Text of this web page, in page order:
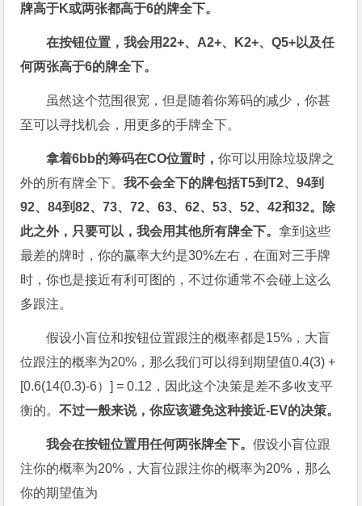
牌高于K或两张都高于6的牌全下。
在按钮位置，我会用22+、A2+、K2+、Q5+以及任
何两张高于6的牌全下。
虽然这个范围很宽，但是随着你筹码的减少，你甚
至可以寻找机会，用更多的手牌全下。
拿着6bb的筹码在CO位置时，你可以用除垃圾牌之
外的所有牌全下。我不会全下的牌包括T5到T2、94到
92、84到82、73、72、63、62、53、52、42和32。除
此之外，只要可以，我会用其他所有牌全下。拿到这些
最差的牌时，你的赢率大约是30%左右，在面对三手牌
时，你也是接近有利可图的，不过你通常不会碰上这么
多跟注。
假设小盲位和按钮位置跟注的概率都是15%，大盲
位跟注的概率为20%，那么我们可以得到期望值0.4(3) +
[0.6(14(0.3)-6）] = 0.12，因此这个决策是差不多收支平
衡的。不过一般来说，你应该避免这种接近-EV的决策。
我会在按钮位置用任何两张牌全下。假设小盲位跟
注你的概率为20%，大盲位跟注你的概率为20%，那么
你的期望值为